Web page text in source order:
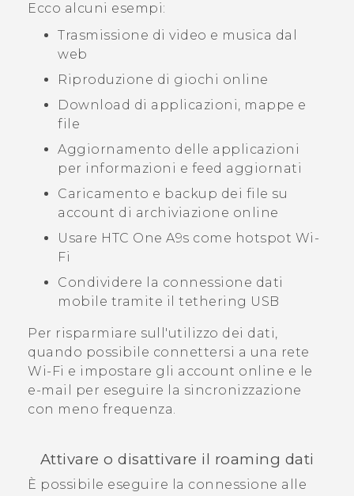
Ecco alcuni esempi:
Trasmissione di video e musica dal
web
Riproduzione di giochi online
Download di applicazioni, mappe e
file
Aggiornamento delle applicazioni
per informazioni e feed aggiornati
Caricamento e backup dei file su
account di archiviazione online
Usare HTC One A9s come hotspot Wi‍-
Fi
Condividere la connessione dati
mobile tramite il tethering USB
Per risparmiare sull'utilizzo dei dati,
quando possibile connettersi a una rete
Wi‍-Fi e impostare gli account online e le
e-mail per eseguire la sincronizzazione
con meno frequenza.
Attivare o disattivare il roaming dati
È possibile eseguire la connessione alle